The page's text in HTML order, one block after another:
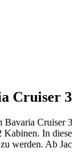
Cruiser
In
werden. Ab